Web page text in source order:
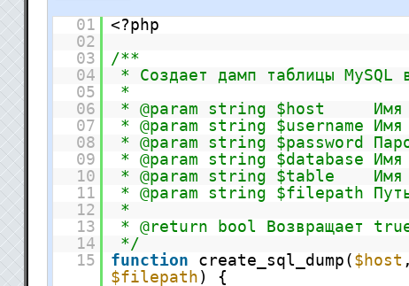
01
<?php
02
03
/**
04
* Создает дамп таблицы MySQL
05
*
06
* @param string $host Имя
07
* @param string $username Имя
08
* @param string $password
09
* @param string $database Имя
10
* @param string $table Имя
11
* @param string $filepath
12
*
13
* @return bool Возвращает
14
*/
15
function create_sql_dump( $host
$filepath ) {